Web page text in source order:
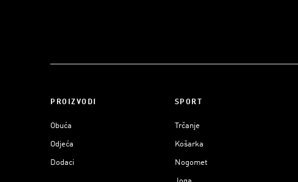
PROIZVODI
Obuća
Odjeća
Dodaci
SPORT
Trčanje
Košarka
Nogomet